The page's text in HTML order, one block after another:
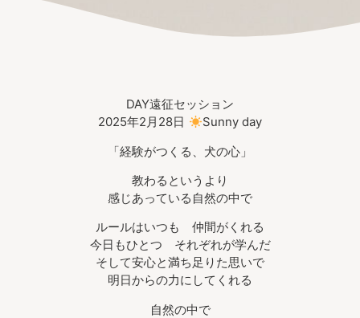
DAY遠征セッション
2025年2月28日
Sunny day
「経験がつくる、犬の心」
教わるというより
感じあっている自然の中で
ルールはいつも 仲間がくれる
今日もひとつ それぞれが学んだ
そして安心と満ち足りた思いで
明日からの力にしてくれる
自然の中で